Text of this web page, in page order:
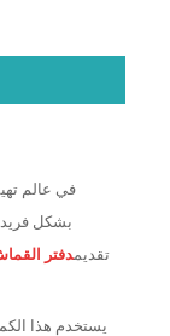
في عالم
بشكل فريد
تقديمدفتر
يستخدم هذا